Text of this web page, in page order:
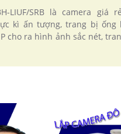
LIUF/SRB là camera giá
kì ấn tượng, trang bị ống
cho ra hình ảnh sắc nét,